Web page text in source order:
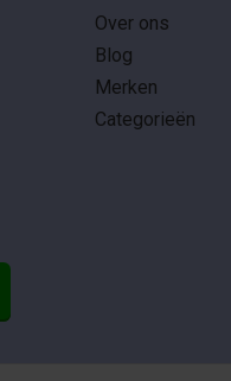
Over ons
Blog
Merken
Categorieën